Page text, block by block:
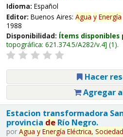
Idioma: Español
Editor: Buenos Aires: Agua y Energía
1988
Disponibilidad: Ítems disponibles
topográfica: 621.374.5/A282/v.4 (1).
Hacer
Agregar
Estacion transformadora
provincia deRío Negro.
por Agua y Energía Eléctrica, Sociedad